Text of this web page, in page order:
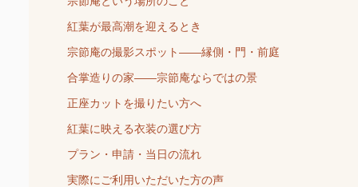
紅葉が最高潮を迎えるとき
宗節庵の撮影スポット——縁側・門・前庭
合掌造りの家——宗節庵ならではの景
正座カットを撮りたい方へ
紅葉に映える衣装の選び方
プラン・申請・当日の流れ
実際にご利用いただいた方の声